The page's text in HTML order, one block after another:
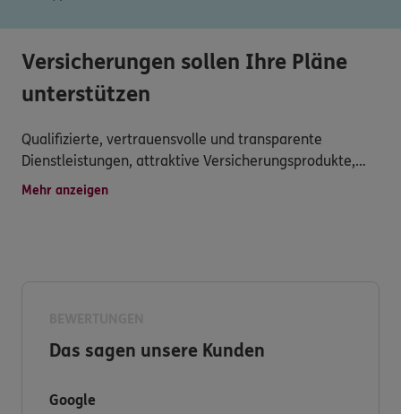
Versicherungen sollen Ihre Pläne
unterstützen
Qualifizierte, vertrauensvolle und transparente
Dienstleistungen, attraktive Versicherungsprodukte,
persönliche Betreuung, schnelle Schadensregulierung
Mehr anzeigen
Das sagen unsere Kunden
Google